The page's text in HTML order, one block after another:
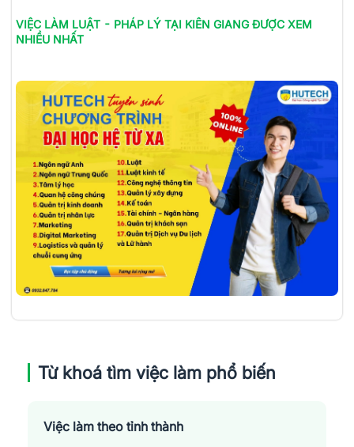
VIỆC LÀM LUẬT - PHÁP LÝ TẠI KIÊN GIANGĐƯỢC XEM
NHIỀU NHẤT
Từ khoá tìm việc làm phổ biến
Việc làm theo tỉnh thành